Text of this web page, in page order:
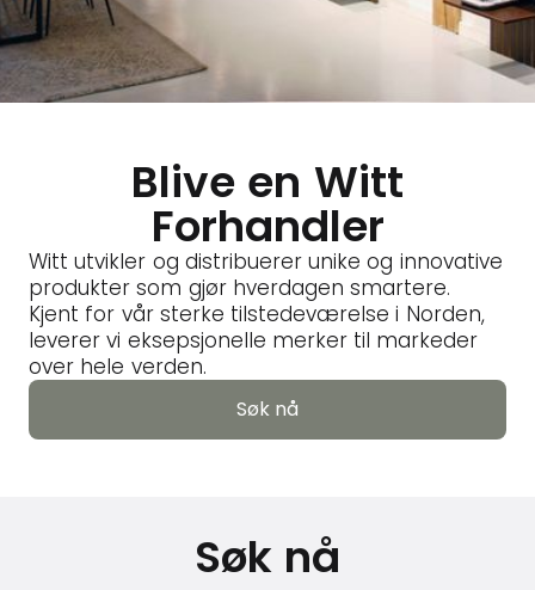
Blive en Witt
Forhandler
Witt utvikler og distribuerer unike og innovative
produkter som gjør hverdagen smartere.
Kjent for vår sterke tilstedeværelse i Norden,
leverer vi eksepsjonelle merker til markeder
over hele verden.
Søk nå
Søk nå
Søk nå